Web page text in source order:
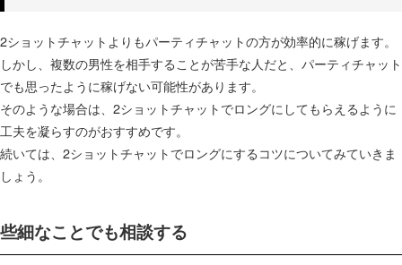
2ショットチャットよりもパーティチャットの方が効率的に稼げます。
しかし、複数の男性を相手することが苦手な人だと、パーティチャット
でも思ったように稼げない可能性があります。
そのような場合は、2ショットチャットでロングにしてもらえるように
工夫を凝らすのがおすすめです。
続いては、2ショットチャットでロングにするコツについてみていきま
しょう。
些細なことでも相談する